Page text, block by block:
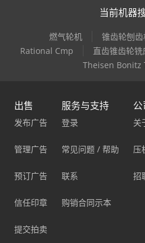
当前机器搜
燃气轮机 锥齿轮刨
Rational Cmp
直齿锥齿轮铣
Theisen Bonitz
出售
发布广告
管理广告
预订广告
信任印章
提交拍卖
服务与支持
登录
常见问题 / 帮助
联系
购销合同示本
公
关
压
招